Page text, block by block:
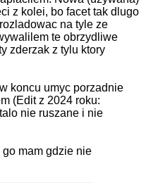
z kolei, bo facet tak dlugo
na tyle ze
te obrzydliwe
zderzak z tylu ktory
koncu umyc porzadnie
(Edit z 2024 roku:
nie ruszane i nie
mam gdzie nie